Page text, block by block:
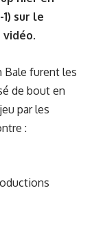
sur le
Bale furent les
de bout en
par les
: